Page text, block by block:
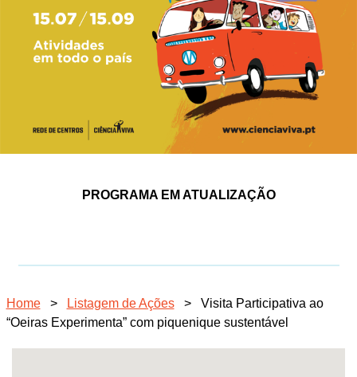
PROGRAMA EM ATUALIZAÇÃO
Home > Listagem de Ações >
Visita Participativa ao
“Oeiras Experimenta” com piquenique sustentável